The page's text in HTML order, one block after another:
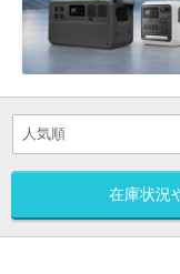
在庫状況